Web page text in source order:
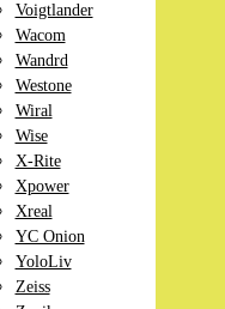
Voigtlander
Wacom
Wandrd
Westone
Wiral
Wise
X-Rite
Xpower
Xreal
YC Onion
YoloLiv
Zeiss